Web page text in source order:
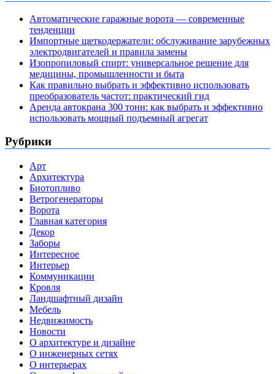
Автоматические гаражные ворота — современные
тенденции
Импортные щеткодержатели: обслуживание зарубежных
электродвигателей и правила замены
Изопропиловый спирт: универсальное решение для
медицины, промышленности и быта
Как правильно выбрать и эффективно использовать
преобразователь частот: практический гид
Аренда автокрана 300 тонн: как выбрать и эффективно
использовать мощный подъемный агрегат
Рубрики
Арт
Архитектура
Биотопливо
Ветрогенераторы
Ворота
Главная категория
Декор
Заборы
Интересное
Интерьер
Коммуникации
Кровля
Ландшафтный дизайн
Мебель
Недвижимость
Новости
О архитектуре и дизайне
О инженерных сетях
О интерьерах